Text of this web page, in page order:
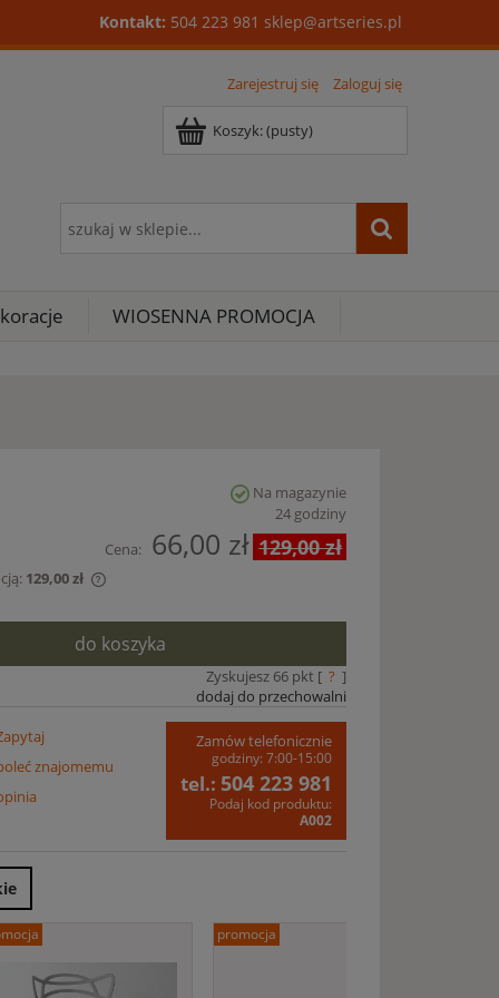
Kontakt: 504 223 981 sklep@artseries.pl
Zarejestruj się Zaloguj się
Koszyk:(pusty)
WIOSENNA PROMOCJA
Na magazynie
24 godziny
Cena: 66,00 zł 129,00 zł
129,00 zł
krócej
najniższa
produkt
do koszyka
Zyskujesz 66pkt [ ? ]
dodaj do przechowalni
znajomemu
Zamów telefonicznie
godziny: 7:00-15:00
tel.: 504 223 981
Podaj kod produktu:
A002
promocja